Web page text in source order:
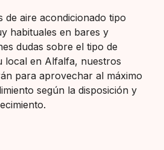
de aire acondicionado tipo
habituales en bares y
dudas sobre el tipo de
local en Alfalfa, nuestros
para aprovechar al máximo
según la disposición y